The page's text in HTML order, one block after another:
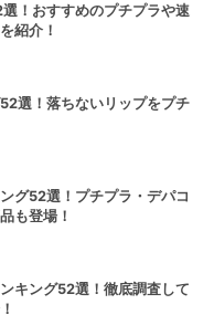
！おすすめのプチプラや速
紹介！
選！落ちないリップをプチ
グ52選！プチプラ・デパコ
も登場！
キング52選！徹底調査して